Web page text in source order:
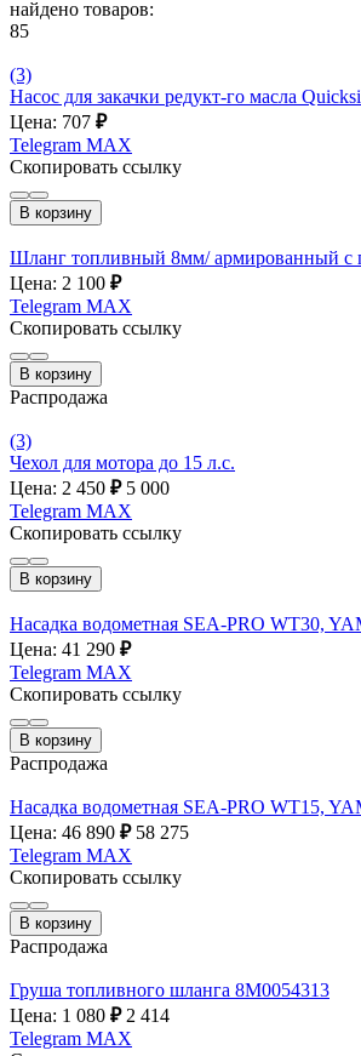
найдено товаров:
85
(3)
Насос для закачки редукт-го масла
Цена: 707 ₽
Telegram MAX
Скопировать ссылку
В корзину
Шланг топливный 8мм/ армированный с
Цена: 2 100 ₽
Telegram MAX
Скопировать ссылку
В корзину
Распродажа
(3)
Чехол для мотора до 15 л.с.
Цена: 2 450 ₽ 5 000
Telegram MAX
Скопировать ссылку
В корзину
Насадка водометная SEA-PRO WT30,
Цена: 41 290 ₽
Telegram MAX
Скопировать ссылку
В корзину
Распродажа
Насадка водометная SEA-PRO WT15,
Цена: 46 890 ₽ 58 275
Telegram MAX
Скопировать ссылку
В корзину
Распродажа
Груша топливного шланга 8М0054313
Цена: 1 080 ₽ 2 414
Telegram MAX